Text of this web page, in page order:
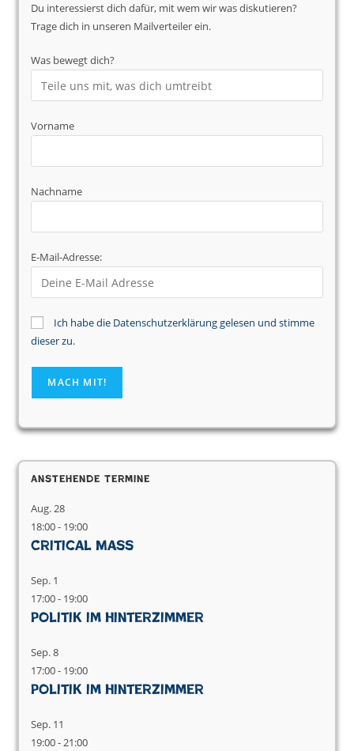
Du interessierst dich dafür, mit wem wir was diskutieren?
Trage dich in unseren Mailverteiler ein.
Was bewegt dich?
Vorname
Nachname
E-Mail-Adresse:
Ich habe die Datenschutzerklärung gelesen und stimme
dieser zu.
Anstehende Termine
Aug.28
18:00- 19:00
Critical Mass
Sep. 1
17:00- 19:00
Politik im Hinterzimmer
Sep.8
17:00- 19:00
Politik im Hinterzimmer
Sep. 11
19:00-21:00